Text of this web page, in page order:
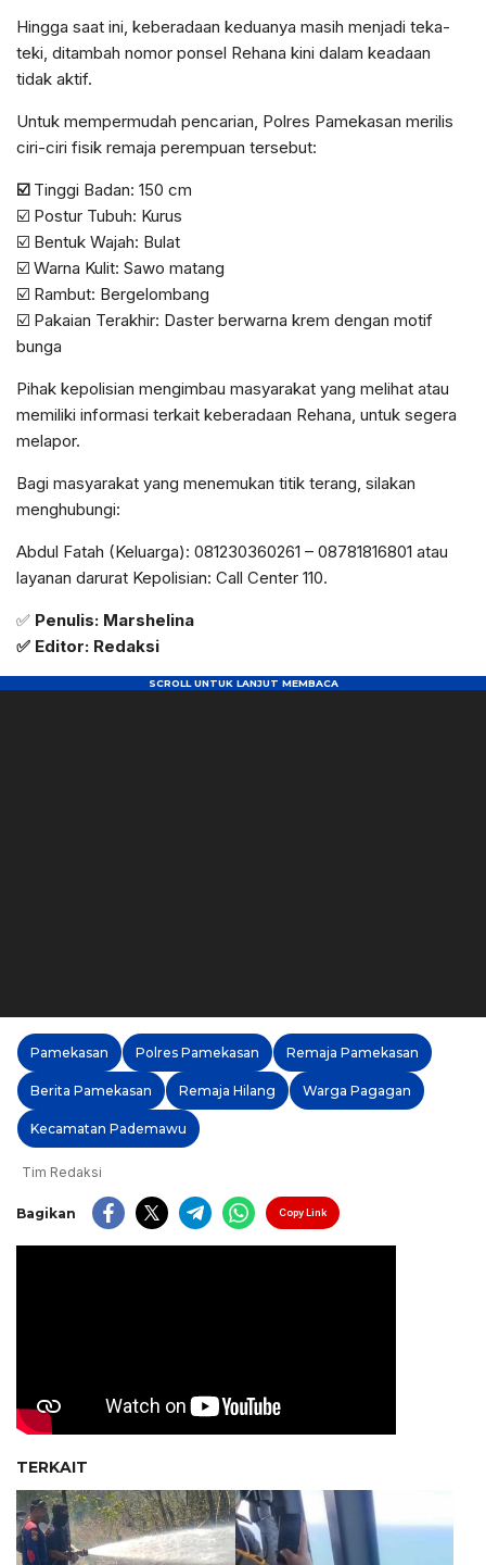
Hingga saat ini, keberadaan keduanya masih menjadi teka-
teki, ditambah nomor ponsel Rehana kini dalam keadaan
tidak aktif.
Untuk mempermudah pencarian, Polres Pamekasan merilis
ciri-ciri fisik remaja perempuan tersebut:
☑️ Tinggi Badan: 150 cm
☑️ Postur Tubuh: Kurus
☑️ Bentuk Wajah: Bulat
☑️ Warna Kulit: Sawo matang
☑️ Rambut: Bergelombang
☑️ Pakaian Terakhir: Daster berwarna krem dengan motif
bunga
Pihak kepolisian mengimbau masyarakat yang melihat atau
memiliki informasi terkait keberadaan Rehana, untuk segera
melapor.
Bagi masyarakat yang menemukan titik terang, silakan
menghubungi:
Abdul Fatah (Keluarga): 081230360261 – 08781816801 atau
layanan darurat Kepolisian: Call Center 110.
✅ Penulis: Marshelina
✅ Editor: Redaksi
Pamekasan Polres Pamekasan Remaja Pamekasan
Berita Pamekasan Remaja Hilang Warga Pagagan
Kecamatan Pademawu
Tim Redaksi
Bagikan Copy Link
TERKAIT